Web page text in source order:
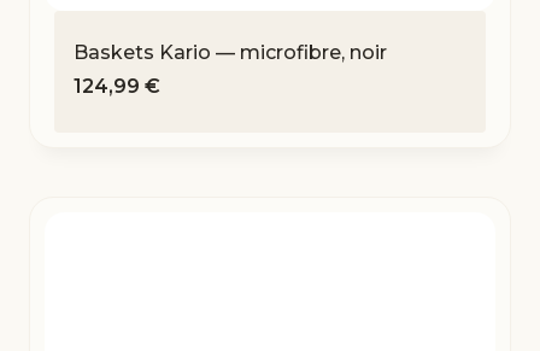
Baskets Kario — microfibre, noir
124,99 €